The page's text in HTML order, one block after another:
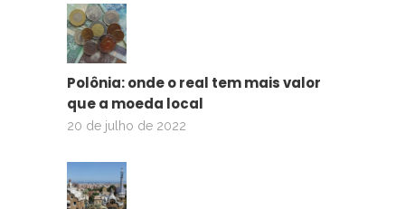
Polônia: onde o real tem mais valor
que a moeda local
20 de julho de 2022